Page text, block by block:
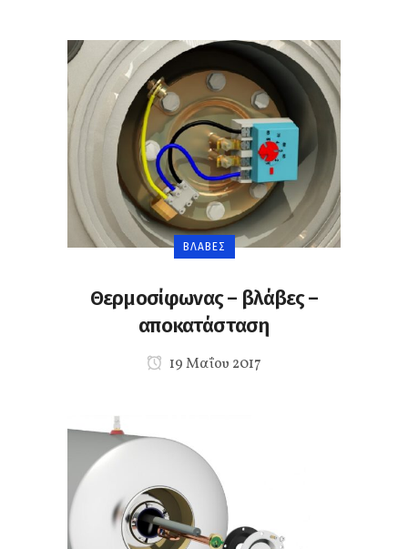
ΒΛΆΒΕΣ
Θερμοσίφωνας – βλάβες –
αποκατάσταση
19 Μαΐου 2017